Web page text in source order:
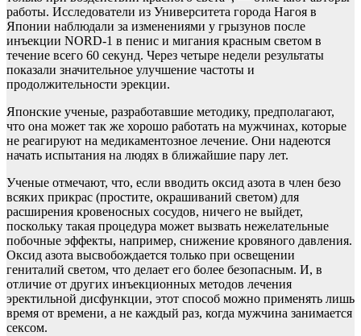
работы. Исследователи из Университета города Нагоя в
Японии наблюдали за изменениями у грызунов после
инъекции NORD-1 в пенис и мигания красным светом в
течение всего 60 секунд. Через четыре недели результаты
показали значительное улучшение частоты и
продолжительности эрекции.
Японские ученые, разработавшие методику, предполагают,
что она может так же хорошо работать на мужчинах, которые
не реагируют на медикаментозное лечение. Они надеются
начать испытания на людях в ближайшие пару лет.
Ученые отмечают, что, если вводить оксид азота в член безо
всяких прикрас (простите, окрашиваний светом) для
расширения кровеносных сосудов, ничего не выйдет,
поскольку такая процедура может вызвать нежелательные
побочные эффекты, например, снижение кровяного давления.
Оксид азота высвобождается только при освещении
гениталий светом, что делает его более безопасным. И, в
отличие от других инъекционных методов лечения
эректильной дисфункции, этот способ можно применять лишь
время от времени, а не каждый раз, когда мужчина занимается
сексом.